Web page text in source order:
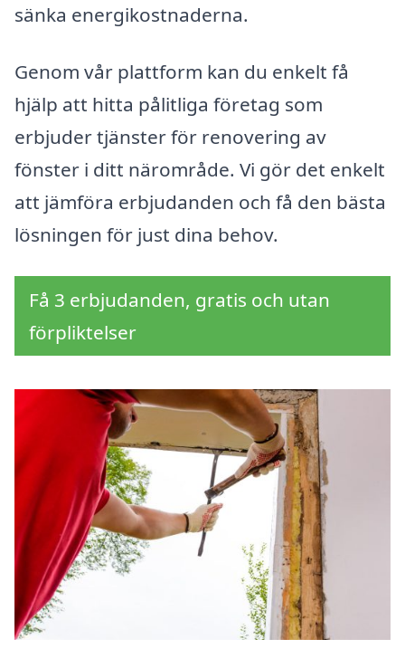
sänka energikostnaderna.
Genom vår plattform kan du enkelt få
hjälp att hitta pålitliga företag som
erbjuder tjänster för renovering av
fönster i ditt närområde. Vi gör det enkelt
att jämföra erbjudanden och få den bästa
lösningen för just dina behov.
Få 3 erbjudanden, gratis och utan
förpliktelser